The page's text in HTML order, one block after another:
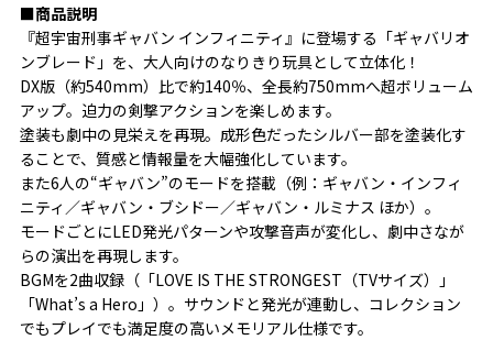
■商品説明
『超宇宙刑事ギャバン インフィニティ』に登場する「ギャバリオ
ンブレード」を、大人向けのなりきり玩具として立体化！
DX版（約540mm）比で約140％、全長約750mmへ超ボリューム
アップ。迫力の剣撃アクションを楽しめます。
塗装も劇中の見栄えを再現。成形色だったシルバー部を塗装化す
ることで、質感と情報量を大幅強化しています。
また6人の“ギャバン”のモードを搭載（例：ギャバン・インフィ
ニティ／ギャバン・ブシドー／ギャバン・ルミナス ほか）。
モードごとにLED発光パターンや攻撃音声が変化し、劇中さなが
らの演出を再現します。
BGMを2曲収録（「LOVE IS THE STRONGEST（TVサイズ）」
「What’s a Hero」）。サウンドと発光が連動し、コレクション
でもプレイでも満足度の高いメモリアル仕様です。